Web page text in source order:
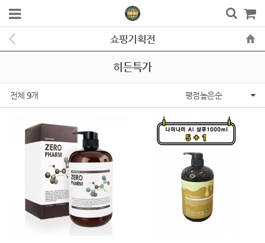
쇼핑기획전
히든특가
전체 9개 평점높은순